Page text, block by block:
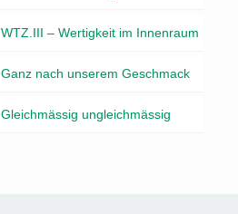
WTZ.III – Wertigkeit im Innenraum
Ganz nach unserem Geschmack
Gleichmässig ungleichmässig